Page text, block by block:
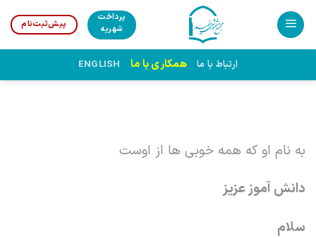
Skip
content
پرداخت
شهریه
پیش‌ثبت‌نام
ارتباط با ما همکاری با ما ENGLISH
به نام او که همه خوبی ها از اوست
دانش آموز عزیز
سلام